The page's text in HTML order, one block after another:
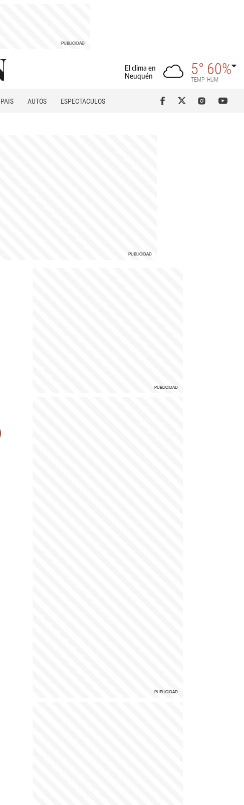
El clima en
Neuquén
5°
TEMP
60%
HUM
PAÍS AUTOS
ESPECTÁCULOS